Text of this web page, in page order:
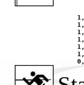
1,50	Schneider, Simone	85	TG 1837 Hanau
1,50	Geppert, Teresa		85	LAZ Bruchköbel
1,45	Reheis, Corinne		85	LAZ Mühlheim
1,20	Müller, Sabrina		85	SV Weiskirchen
1,15	Wellhöfer, Kirsten	85	Offenbacher LC
1,14	Rehberg, Sina		85	LG Maintal